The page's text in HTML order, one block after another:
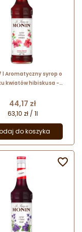
l Aromatyczny syrop o
kwiatów hibiskusa -
szklana butelka
Cena
44,17 zł
63,10 zł / 1l
do koszyka
